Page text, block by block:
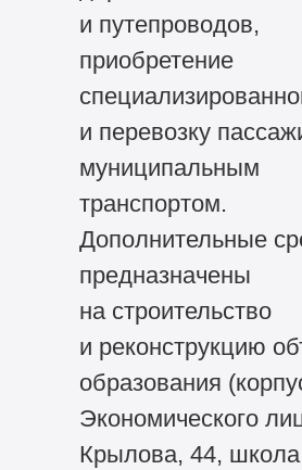
и путепроводов,
приобретение
и перевозку
муниципальным
транспортом.
Дополнительные
предназначены
на строительство
и реконструкцию
образования
Экономического
Крылова, 44, школа